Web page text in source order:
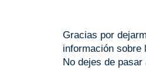
Gracias por
información sobre
No dejes de